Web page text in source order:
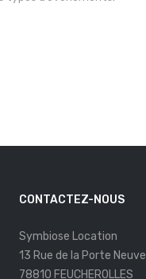
CONTACTEZ-NOUS
Symbiose Location
13 Rue de la Porte Neuve
78810 FEUCHEROLLES